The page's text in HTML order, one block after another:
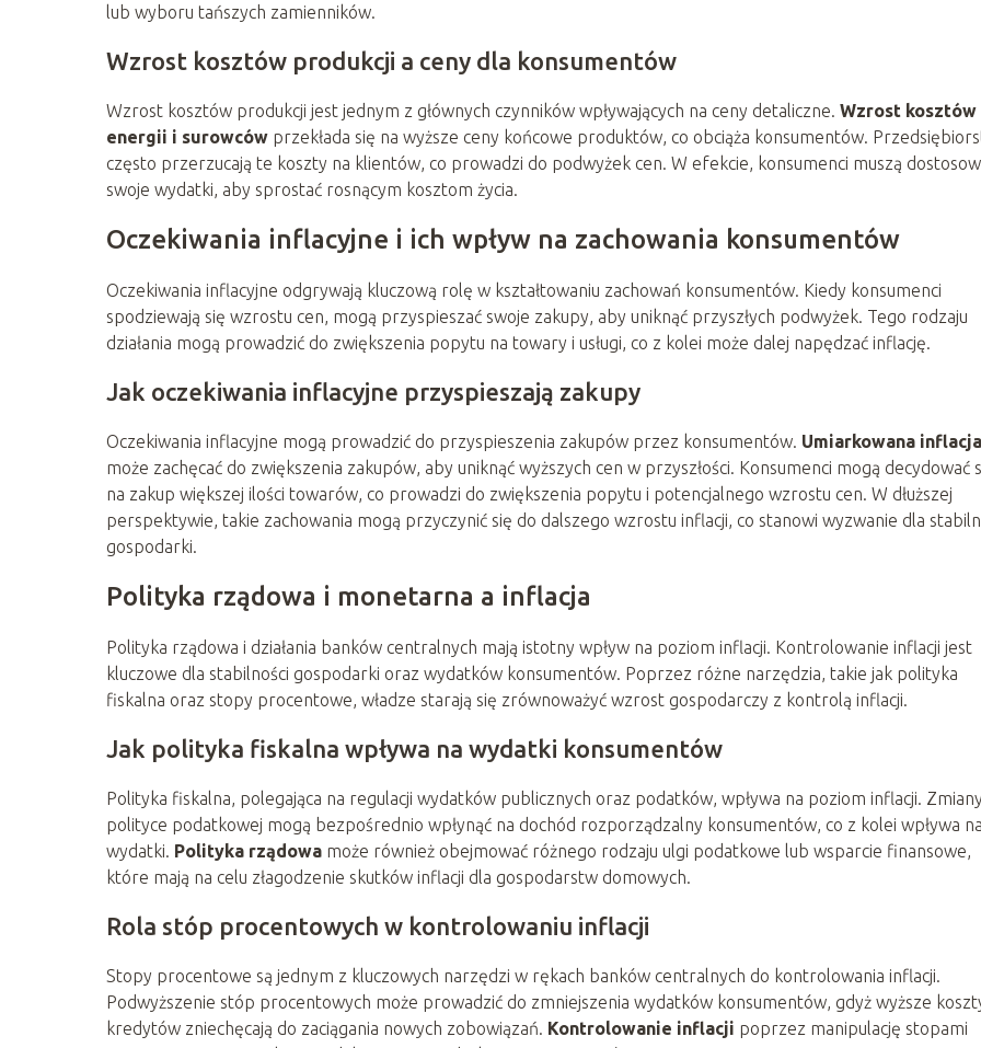
lub wyboru tańszych zamienników.
Wzrost kosztów produkcji a ceny dla konsumentów
Wzrost kosztów produkcji jest jednym z głównych czynników wpływających na ceny detaliczne. Wzrost kosztów
energii i surowców przekłada się na wyższe ceny końcowe produktów, co obciąża konsumentów.
często przerzucają te koszty na klientów, co prowadzi do podwyżek cen. W efekcie, konsumenci muszą
swoje wydatki, aby sprostać rosnącym kosztom życia.
Oczekiwania inflacyjne i ich wpływ na zachowania konsumentów
Oczekiwania inflacyjne odgrywają kluczową rolę w kształtowaniu zachowań konsumentów. Kiedy konsumenci
spodziewają się wzrostu cen, mogą przyspieszać swoje zakupy, aby uniknąć przyszłych podwyżek. Tego rodzaju
działania mogą prowadzić do zwiększenia popytu na towary i usługi, co z kolei może dalej napędzać inflację.
Jak oczekiwania inflacyjne przyspieszają zakupy
Oczekiwania inflacyjne mogą prowadzić do przyspieszenia zakupów przez konsumentów. Umiarkowana inflacja
może zachęcać do zwiększenia zakupów, aby uniknąć wyższych cen w przyszłości. Konsumenci mogą decydować
na zakup większej ilości towarów, co prowadzi do zwiększenia popytu i potencjalnego wzrostu cen. W dłuższej
perspektywie, takie zachowania mogą przyczynić się do dalszego wzrostu inflacji, co stanowi wyzwanie dla
gospodarki.
Polityka rządowa i monetarna a inflacja
Polityka rządowa i działania banków centralnych mają istotny wpływ na poziom inflacji. Kontrolowanie inflacji jest
kluczowe dla stabilności gospodarki oraz wydatków konsumentów. Poprzez różne narzędzia, takie jak polityka
fiskalna oraz stopy procentowe, władze starają się zrównoważyć wzrost gospodarczy z kontrolą inflacji.
Jak polityka fiskalna wpływa na wydatki konsumentów
Polityka fiskalna, polegająca na regulacji wydatków publicznych oraz podatków, wpływa na poziom inflacji.
polityce podatkowej mogą bezpośrednio wpłynąć na dochód rozporządzalny konsumentów, co z kolei wpływa
wydatki. Polityka rządowa może również obejmować różnego rodzaju ulgi podatkowe lub wsparcie finansowe,
które mają na celu złagodzenie skutków inflacji dla gospodarstw domowych.
Rola stóp procentowych w kontrolowaniu inflacji
Stopy procentowe są jednym z kluczowych narzędzi w rękach banków centralnych do kontrolowania inflacji.
Podwyższenie stóp procentowych może prowadzić do zmniejszenia wydatków konsumentów, gdyż wyższe
kredytów zniechęcają do zaciągania nowych zobowiązań. Kontrolowanie inflacji poprzez manipulację stopami